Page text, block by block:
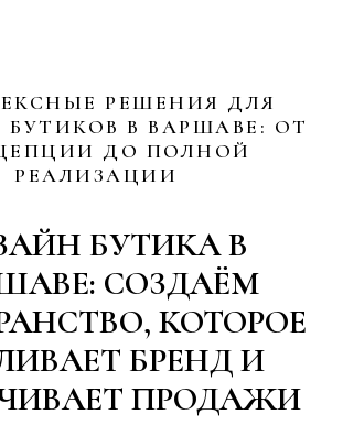
РЕШЕНИЯ ДЛЯ
В ВАРШАВЕ: ОТ
ДО ПОЛНОЙ
РЕАЛИЗАЦИИ
БУТИКА В
СОЗДАЁМ
КОТОРОЕ
БРЕНД И
ПРОДАЖИ